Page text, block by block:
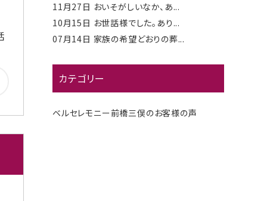
11月27日 おいそがしいなか、あ...
10月15日 お世話様でした。あり...
07月14日 家族の希望どおりの葬...
カテゴリー
ベルセレモニー前橋三俣のお客様の声